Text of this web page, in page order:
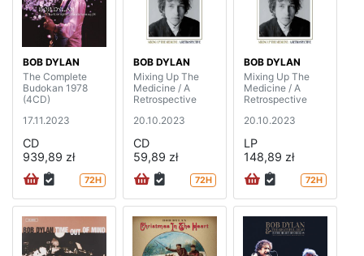
BOB DYLAN
The Complete
Budokan 1978
(4CD)
17.11.2023
CD
939,89 zł
72H
BOB DYLAN
Mixing Up The
Medicine / A
Retrospective
20.10.2023
CD
59,89 zł
72H
BOB DYLAN
Mixing Up The
Medicine / A
Retrospective
20.10.2023
LP
148,89 zł
72H